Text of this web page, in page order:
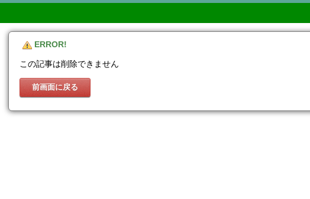
ERROR!
この記事は削除できません
前画面に戻る